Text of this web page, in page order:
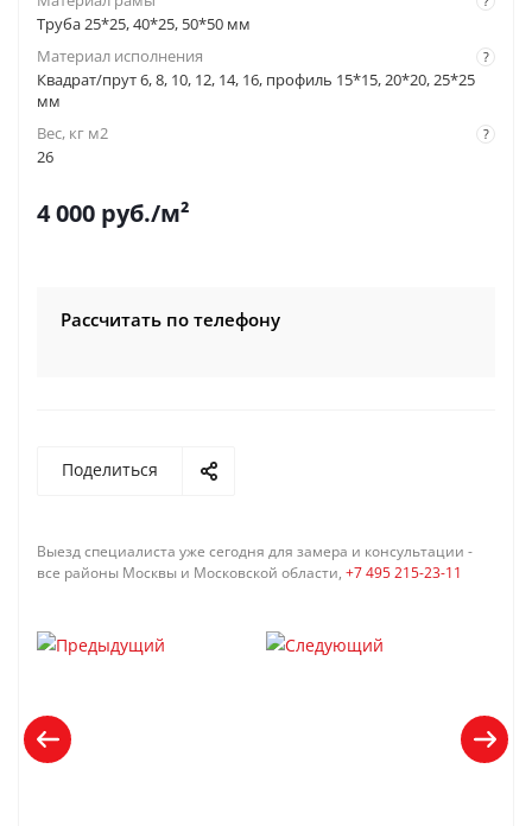
Труба 25*25, 40*25, 50*50 мм
?
Материал исполнения
Квадрат/прут 6, 8, 10, 12, 14, 16, профиль 15*15, 20*20, 25*25
мм
?
Вес, кг м2
26
4 000 руб./м²
Рассчитать по телефону
Поделиться
Выезд специалиста уже сегодня для замера и консультации -
все районы Москвы и Московской области, +7 495 215-23-11